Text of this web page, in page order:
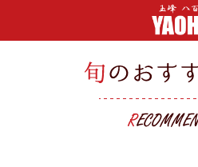
HOME
HOME